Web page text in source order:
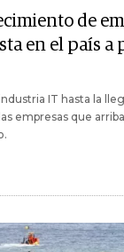
de
en el país a
IT hasta la
empresas que